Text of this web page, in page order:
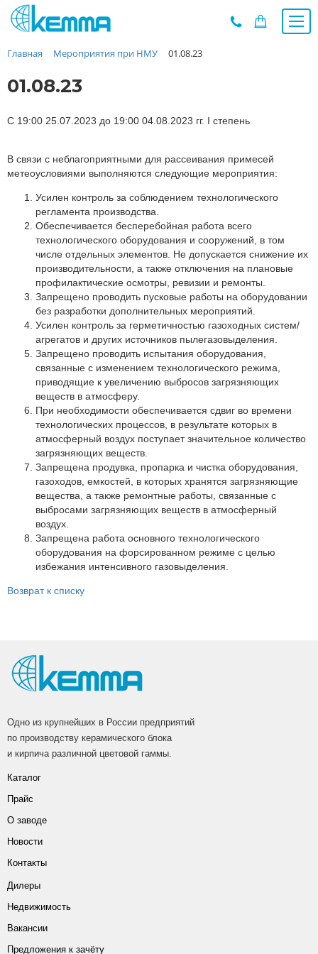
Каталог
О заводе
Новости
Дилеры
Недвижимость
Мероприятия при НМУ
Предложения к зачёту
Подбор
Вакансии
Сертификаты
Партнеры
Личный кабинет
Корзина
Избранное
Главная Мероприятия при НМУ 01.08.23
01.08.23
С 19:00 25.07.2023 до 19:00 04.08.2023 гг. I степень
В связи с неблагоприятными для рассеивания примесей
метеоусловиями выполняются следующие мероприятия:
Усилен контроль за соблюдением технологического
регламента производства.
Обеспечивается бесперебойная работа всего
технологического оборудования и сооружений, в том
числе отдельных элементов. Не допускается снижение их
производительности, а также отключения на плановые
профилактические осмотры, ревизии и ремонты.
Запрещено проводить пусковые работы на оборудовании
без разработки дополнительных мероприятий.
Усилен контроль за герметичностью газоходных систем/
агрегатов и других источников пылегазовыделения.
Запрещено проводить испытания оборудования,
связанные с изменением технологического режима,
приводящие к увеличению выбросов загрязняющих
веществ в атмосферу.
При необходимости обеспечивается сдвиг во времени
технологических процессов, в результате которых в
атмосферный воздух поступает значительное количество
загрязняющих веществ.
Запрещена продувка, пропарка и чистка оборудования,
газоходов, емкостей, в которых хранятся загрязняющие
вещества, а также ремонтные работы, связанные с
выбросами загрязняющих веществ в атмосферный
воздух.
Запрещена работа основного технологического
оборудования на форсированном режиме с целью
избежания интенсивного газовыделения.
Возврат к списку
Одно из крупнейших в России предприятий
по производству керамического блока
и кирпича различной цветовой гаммы.
Каталог
Прайс
О заводе
Новости
Контакты
Дилеры
Недвижимость
Вакансии
Предложения к зачёту